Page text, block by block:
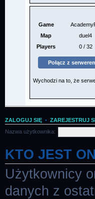
ZALOGUJ SIĘ • ZAREJESTRUJ
Nazwa użytkownika:
KTO JEST
Użytkownicy
danych z